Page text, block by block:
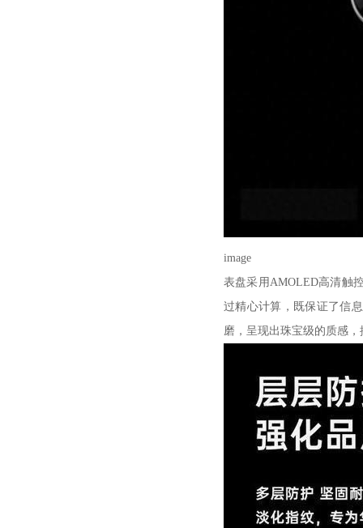
image
表盘采用AMOLED高清触
过精心计算，既保证了信
磨，呈现出珠宝级的质感